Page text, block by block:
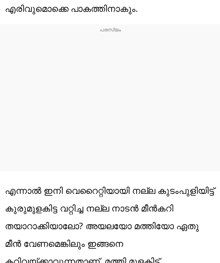
എരിവുമൊക്കെ പാകത്തിനാകും.
എന്നാൽ ഇനി വെറൈറ്റിയായി നല്ല കുടംപുളിയിട്ട്
കുരുമുളകിട്ട വറ്റിച്ച നല്ല നാടൻ മീൻകറി
തയാറാക്കിയാലോ? അയലയോ മത്തിയോ ഏതു
മീൻ വേണമെങ്കിലും ഇങ്ങനെ